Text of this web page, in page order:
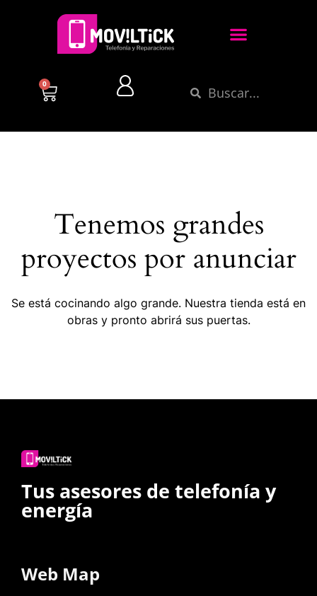
0
Tenemos grandes
proyectos por anunciar
Se está cocinando algo grande. Nuestra tienda está en
obras y pronto abrirá sus puertas.
Tus asesores de telefonía y
energía
Web Map